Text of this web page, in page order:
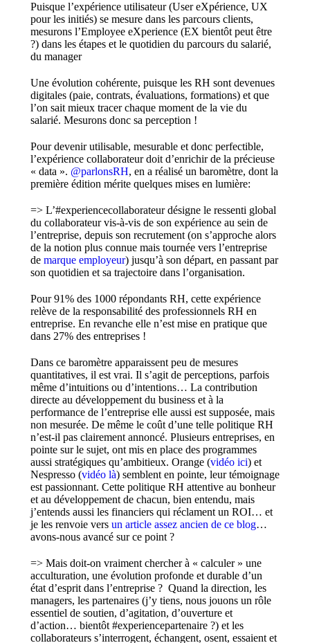
Puisque l’expérience utilisateur (User eXpérience, UX
pour les initiés) se mesure dans les parcours clients,
mesurons l’Employee eXperience (EX bientôt peut être
?) dans les étapes et le quotidien du parcours du salarié,
du manager
Une évolution cohérente, puisque les RH sont devenues
digitales (paie, contrats, évaluations, formations) et que
l’on sait mieux tracer chaque moment de la vie du
salarié. Mesurons donc sa perception !
Pour devenir utilisable, mesurable et donc perfectible,
l’expérience collaborateur doit d’enrichir de la précieuse
« data ». @parlonsRH, en a réalisé un baromètre, dont la
première édition mérite quelques mises en lumière:
=> L’#experiencecollaborateur désigne le ressenti global
du collaborateur vis-à-vis de son expérience au sein de
l’entreprise, depuis son recrutement (on s’approche alors
de la notion plus connue mais tournée vers l’entreprise
de marque employeur) jusqu’à son départ, en passant par
son quotidien et sa trajectoire dans l’organisation.
Pour 91% des 1000 répondants RH, cette expérience
relève de la responsabilité des professionnels RH en
entreprise. En revanche elle n’est mise en pratique que
dans 27% des entreprises !
Dans ce baromètre apparaissent peu de mesures
quantitatives, il est vrai. Il s’agit de perceptions, parfois
même d’intuitions ou d’intentions… La contribution
directe au développement du business et à la
performance de l’entreprise elle aussi est supposée, mais
non mesurée. De même le coût d’une telle politique RH
n’est-il pas clairement annoncé. Plusieurs entreprises, en
pointe sur le sujet, ont mis en place des programmes
aussi stratégiques qu’ambitieux. Orange (vidéo ici) et
Nespresso (vidéo là) semblent en pointe, leur témoignage
est passionnant. Cette politique RH attentive au bonheur
et au développement de chacun, bien entendu, mais
j’entends aussi les financiers qui réclament un ROI… et
je les renvoie vers un article assez ancien de ce blog…
avons-nous avancé sur ce point ?
=> Mais doit-on vraiment chercher à « calculer » une
acculturation, une évolution profonde et durable d’un
état d’esprit dans l’entreprise ? Quand la direction, les
managers, les partenaires (j’y tiens, nous jouons un rôle
essentiel de soutien, d’agitation, d’ouverture et
d’action… bientôt #experiencepartenaire ?) et les
collaborateurs s’interrogent, échangent, osent, essaient et